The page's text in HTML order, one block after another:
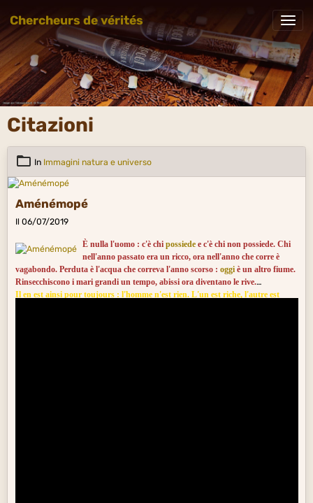
Chercheurs de vérités
Citazioni
In Immagini natura e universo
Aménémopé
Il 06/07/2019
È nulla l'uomo : c'è chi possiedee c'è chi non possiede. Chi
nell'anno passato era un ricco, ora nell'anno che corre è
vagabondo. Perduta è l'acqua che correva l'anno scorso : oggiè un altro fiume.
Rinsecchiscono i mari grandi un tempo, abissi ora diventano le rive.
Il en est ainsi pour toujours : l'homme n'est rien. L'un est riche, l'autre est